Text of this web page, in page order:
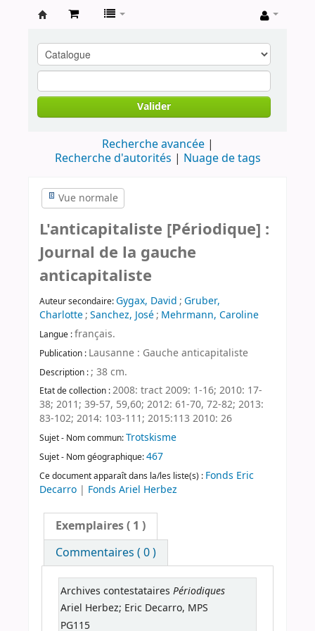
contestataires
Valider
Recherche avancée
Recherche d'autorités
Nuage de tags
Vue normale
L'anticapitaliste [Périodique] :
Journal de la gauche
anticapitaliste
Auteur secondaire:Gygax, David;Gruber,
Charlotte;Sanchez, José; Mehrmann, Caroline
Langue :français.
Publication : Lausanne : Gauche anticapitaliste
Description :; 38 cm.
Etat de collection :2008: tract 2009: 1-16; 2010: 17-
38; 2011; 39-57, 59,60; 2012: 61-70, 72-82; 2013:
83-102; 2014: 103-111; 2015:113 2010: 26
Sujet - Nom commun:Trotskisme
Sujet - Nom géographique:467
Ce document apparaît dans la/les liste(s) : Fonds Eric
Decarro | Fonds Ariel Herbez
Exemplaires( 1 )
Commentaires ( 0 )
Archives contestataires Périodiques
Ariel Herbez; Eric Decarro, MPS
PG115